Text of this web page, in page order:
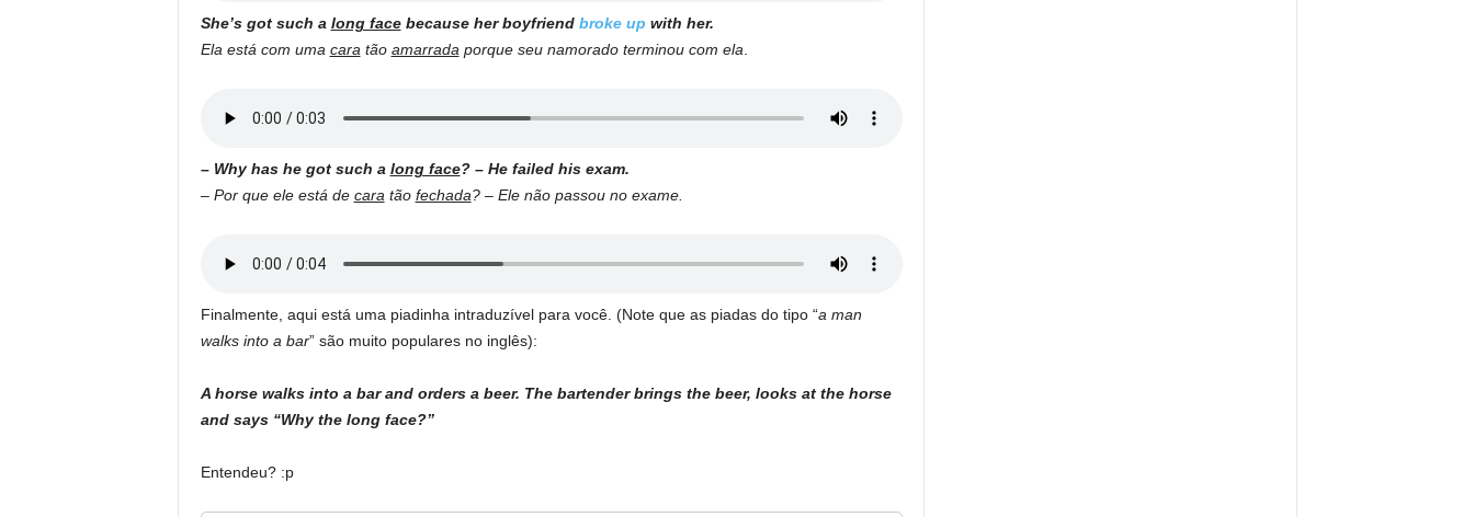
She’s got such a long facebecause her boyfriend broke up with her.
Ela está com uma cara tão amarrada porque seu namorado terminou com ela
– Why has he got such a long face? – He failed his exam.
– Por que ele está de cara tão fechada? – Ele não passou no exame.
Finalmente, aqui está uma piadinha intraduzível para você. (Note que as piadas do tipo “a man
walks into a bar” são muito populares no inglês):
A horse walks into a bar and orders a beer. The bartender brings the beer, looks at the horse
and says “Why the long face?”
Entendeu? :p